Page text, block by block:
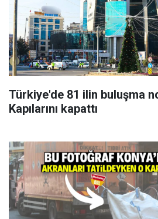
Türkiye'de 81 ilin buluşma
Kapılarını kapattı